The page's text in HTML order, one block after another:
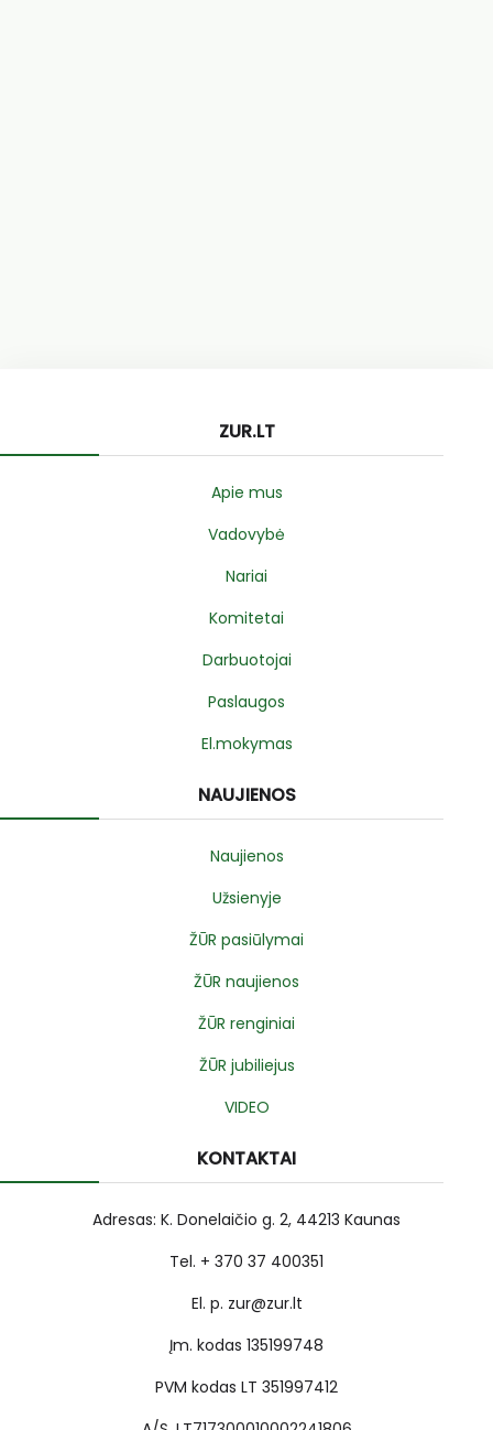
ZUR.LT
Apie mus
Vadovybė
Nariai
Komitetai
Darbuotojai
Paslaugos
El.mokymas
NAUJIENOS
Naujienos
Užsienyje
ŽŪR pasiūlymai
ŽŪR naujienos
ŽŪR renginiai
ŽŪR jubiliejus
VIDEO
KONTAKTAI
Adresas: K. Donelaičio g. 2, 44213 Kaunas
Tel. + 370 37 400351
El. p. zur@zur.lt
Įm. kodas 135199748
PVM kodas LT 351997412